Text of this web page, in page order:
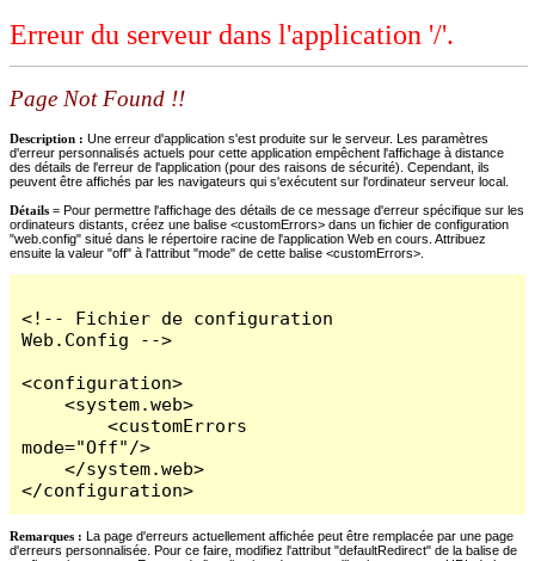
Erreur du serveur dans l'application '/'.
Page Not Found !!
Description : Une erreur d'application s'est produite sur le serveur. Les paramètres
d'erreur personnalisés actuels pour cette application empêchent l'affichage à distance
des détails de l'erreur de l'application (pour des raisons de sécurité). Cependant, ils
peuvent être affichés par les navigateurs qui s'exécutent sur l'ordinateur serveur local.
Détails = Pour permettre l'affichage des détails de ce message d'erreur spécifique sur les
ordinateurs distants, créez une balise <customErrors> dans un fichier de configuration
"web.config" situé dans le répertoire racine de l'application Web en cours. Attribuez
ensuite la valeur "off" à l'attribut "mode" de cette balise <customErrors>.
<!-- Fichier de configuration
Web.Config -->
<configuration>
    <system.web>
        <customErrors
mode="Off"/>
    </system.web>
</configuration>
Remarques : La page d'erreurs actuellement affichée peut être remplacée par une page
d'erreurs personnalisée. Pour ce faire, modifiez l'attribut "defaultRedirect" de la balise de